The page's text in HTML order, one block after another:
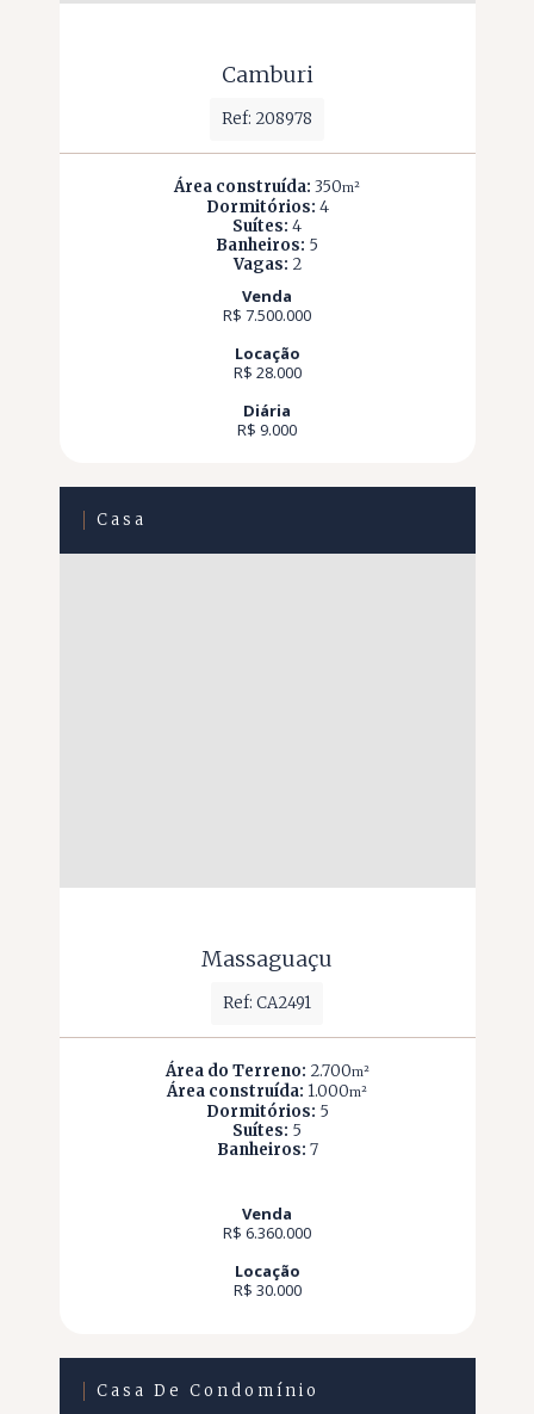
Camburi
Ref: 208978
Área construída: 350m²
Dormitórios: 4
Suítes: 4
Banheiros: 5
Vagas: 2
Venda
R$ 7.500.000
Locação
R$ 28.000
Diária
R$ 9.000
Casa
Massaguaçu
Ref: CA2491
Área do Terreno: 2.700m²
Área construída: 1.000m²
Dormitórios: 5
Suítes: 5
Banheiros: 7
Venda
R$ 6.360.000
Locação
R$ 30.000
Casa De Condomínio